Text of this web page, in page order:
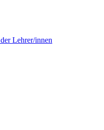
Lehrer/innen